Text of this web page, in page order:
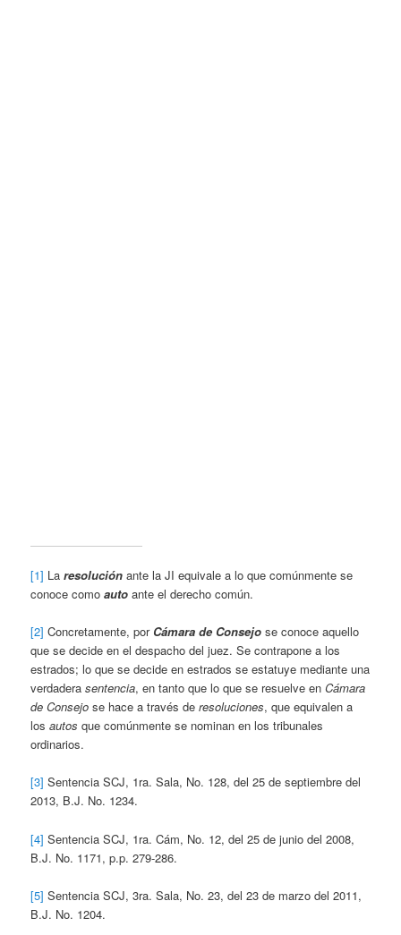
[1] Laresolución ante la JI equivale a lo que comúnmente se
conoce comoauto ante el derecho común.
[2] Concretamente, por Cámara de Consejo se conoce aquello
que se decide en el despacho del juez. Se contrapone a los
estrados; lo que se decide en estrados se estatuye mediante una
verdaderasentencia, en tanto que lo que se resuelve enCámara
de Consejo se hace a través deresoluciones, que equivalen a
losautos que comúnmente se nominan en los tribunales
ordinarios.
[3] Sentencia SCJ, 1ra. Sala, No. 128, del 25 de septiembre del
2013, B.J. No. 1234.
[4] Sentencia SCJ, 1ra. Cám, No. 12, del 25 de junio del 2008,
B.J. No. 1171, p.p. 279-286.
[5] Sentencia SCJ, 3ra. Sala, No. 23, del 23 de marzo del 2011,
B.J. No. 1204.